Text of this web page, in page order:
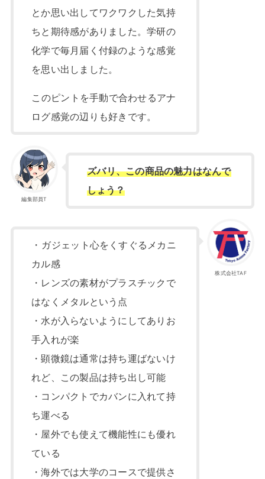
とか思い出してワクワクした気持
ちと期待感がありました。学研の
化学で毎月届く付録のような感覚
を思い出しました。
このピントを手動で合わせるアナ
ログ感覚の辺りも好きです。
編集部員T
ズバリ、この商品の魅力はなんで
しょう？
株式会社TAF
・ガジェット心をくすぐるメカニ
カル感
・レンズの素材がプラスチックで
はなくメタルという点
・水が入らないようにしてありお
手入れが楽
・顕微鏡は通常は持ち運ばないけ
れど、この製品は持ち出し可能
・コンパクトでカバンに入れて持
ち運べる
・屋外でも使えて機能性にも優れ
ている
・海外では大学のコースで提供さ